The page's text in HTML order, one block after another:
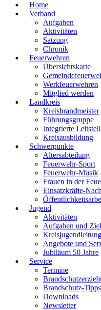
Home
Verband
Aufgaben
Aktivitäten
Satzung
Chronik
Feuerwehren
Übersichtskarte
Werkfeuerwehren
Mitglied werden
Landkreis
Kreisbrandmeister
Führungsgruppe
Integrierte
Kreisausbildung
Schwerpunkte
Altersabteilung
Feuerwehr-Sport
Feuerwehr-Musik
Frauen in der
Einsatzkräfte-
Jugend
Aktivitäten
Aufgaben und
Kreisjugendleitung
Angebote und
Jubiläum 50 Jahre
Service
Termine
Brandschutz-Tipps
Downloads
Newsletter